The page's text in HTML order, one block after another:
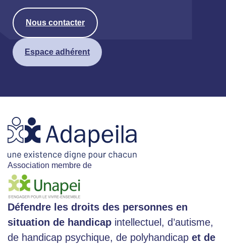
Nous contacter
Espace adhérent
Association membre de
Défendre les droits des personnes en
situation de handicap intellectuel, d’autisme,
de handicap psychique, de polyhandicap et de